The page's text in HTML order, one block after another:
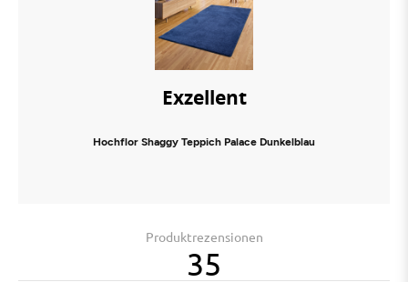
Exzellent
Hochflor Shaggy Teppich Palace Dunkelblau
Produktrezensionen
35